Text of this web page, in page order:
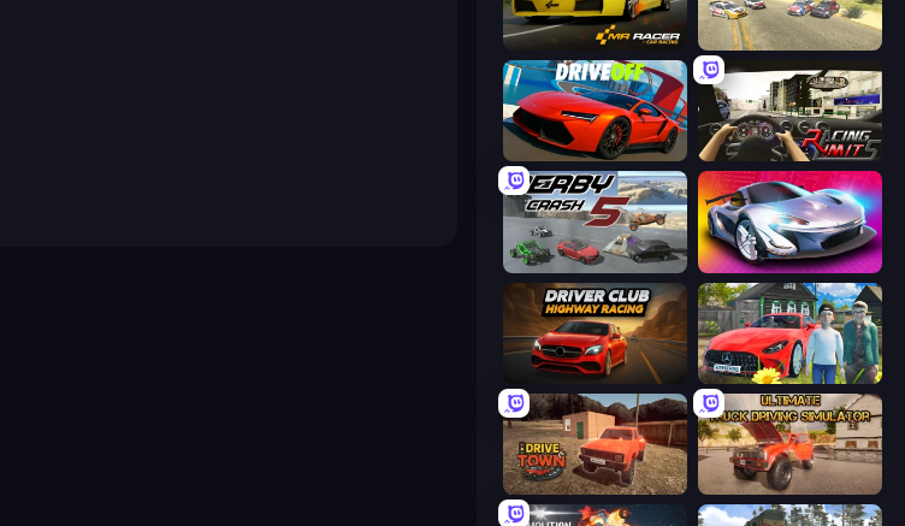
Mr. Racer - Car Racing Derby Crash 3
DriveOff Racing Limits
Derby Crash 5 Grand Cyber City
Driver Club: Highway Racing Speedboy: History with Grandfather
DriveTown Ultimate Truck Driving Simulator 2020